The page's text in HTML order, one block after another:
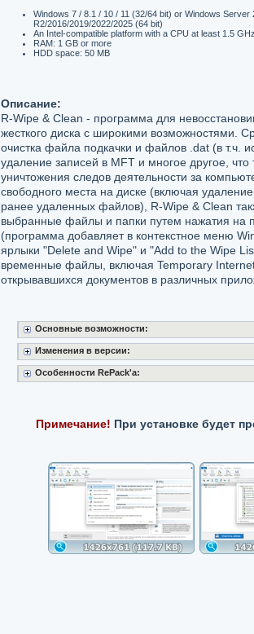
Windows 7 / 8.1 / 10 / 11 (32/64 bit) or Windows Server
R2/2016/2019/2022/2025 (64 bit)
An Intel-compatible platform with a CPU at least 1.5
RAM: 1 GB or more
HDD space: 50 MB
Описание:
R-Wipe & Clean - программа для
жесткого диска с широкими возможностями.
очистка файла подкачки и файлов .dat (в т.ч.
удаление записей в MFT и многое другое, что
уничтожения следов деятельности за
свободного места на диске (включая
ранее удаленных файлов), R-Wipe & Clean
выбранные файлы и папки путем нажатия на
(программа добавляет в контекстное меню
ярлыки "Delete and Wipe" и "Add to the Wipe
временные файлы, включая Temporary
открывавшихся документов в различных
Основные возможности:
Изменения в версии:
Особенности RePack'a:
Примечание! При установке будет